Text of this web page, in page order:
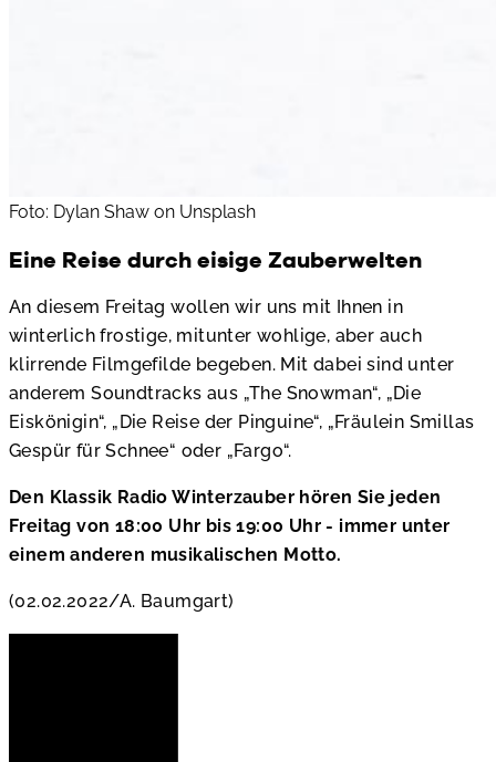
Foto: Dylan Shaw on Unsplash
Eine Reise durch eisige Zauberwelten
An diesem Freitag wollen wir uns mit Ihnen in
winterlich frostige, mitunter wohlige, aber auch
klirrende Filmgefilde begeben. Mit dabei sind unter
anderem Soundtracks aus „The Snowman“, „Die
Eiskönigin“, „Die Reise der Pinguine“, „Fräulein Smillas
Gespür für Schnee“ oder „Fargo“.
Den Klassik Radio Winterzauber hören Sie jeden
Freitag von 18:00 Uhr bis 19:00 Uhr - immer unter
einem anderen musikalischen Motto.
(02.02.2022/A. Baumgart)